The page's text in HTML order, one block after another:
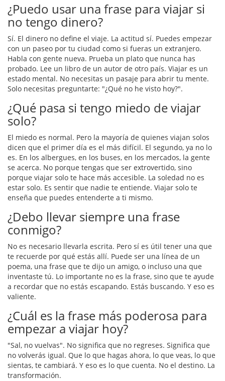
¿Puedo usar una frase para viajar si
no tengo dinero?
Sí. El dinero no define el viaje. La actitud sí. Puedes empezar
con un paseo por tu ciudad como si fueras un extranjero.
Habla con gente nueva. Prueba un plato que nunca has
probado. Lee un libro de un autor de otro país. Viajar es un
estado mental. No necesitas un pasaje para abrir tu mente.
Solo necesitas preguntarte: "¿Qué no he visto hoy?".
¿Qué pasa si tengo miedo de viajar
solo?
El miedo es normal. Pero la mayoría de quienes viajan solos
dicen que el primer día es el más difícil. El segundo, ya no lo
es. En los albergues, en los buses, en los mercados, la gente
se acerca. No porque tengas que ser extrovertido, sino
porque viajar solo te hace más accesible. La soledad no es
estar solo. Es sentir que nadie te entiende. Viajar solo te
enseña que puedes entenderte a ti mismo.
¿Debo llevar siempre una frase
conmigo?
No es necesario llevarla escrita. Pero sí es útil tener una que
te recuerde por qué estás allí. Puede ser una línea de un
poema, una frase que te dijo un amigo, o incluso una que
inventaste tú. Lo importante no es la frase, sino que te ayude
a recordar que no estás escapando. Estás buscando. Y eso es
valiente.
¿Cuál es la frase más poderosa para
empezar a viajar hoy?
"Sal, no vuelvas". No significa que no regreses. Significa que
no volverás igual. Que lo que hagas ahora, lo que veas, lo que
sientas, te cambiará. Y eso es lo que cuenta. No el destino. La
transformación.